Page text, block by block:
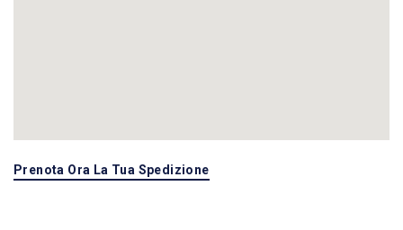
Prenota Ora La Tua Spedizione